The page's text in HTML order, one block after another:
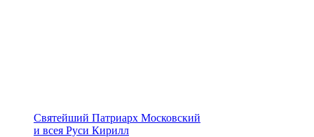
Святейший Патриарх Московский
и всея Руси Кирилл